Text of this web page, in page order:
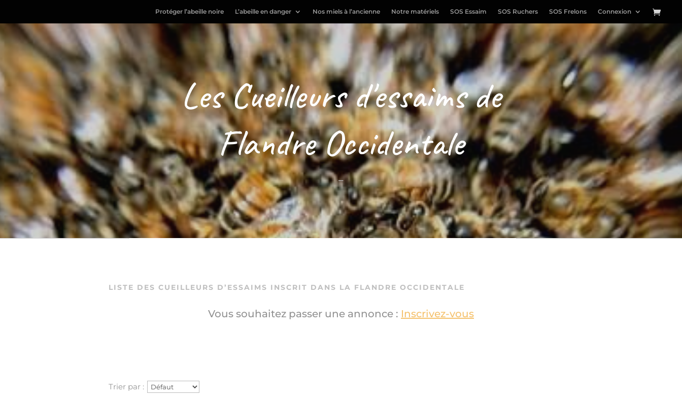
Protéger l’abeille noire L’abeille en danger Nos miels à l’ancienne Notre matériels SOS Essaim SOS Ruchers SOS Frelons Connexion
Les Cueilleurs d'essaims de
Flandre Occidentale
–
LISTE DES CUEILLEURS D’ESSAIMS INSCRIT DANS LA FLANDRE OCCIDENTALE
Vous souhaitez passer une annonce : Inscrivez-vous
Trier par :